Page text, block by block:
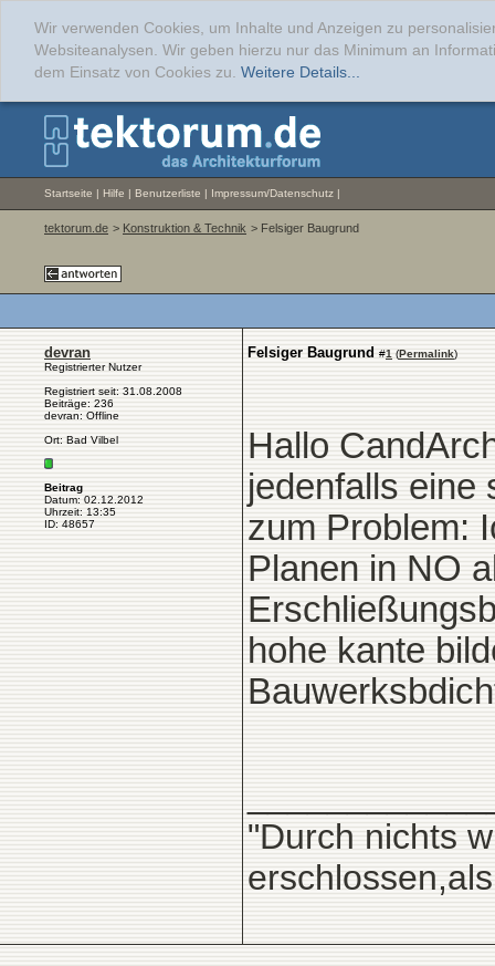
Wir verwenden Cookies, um Inhalte und Anzeigen zu
Websiteanalysen. Wir geben hierzu nur das Minimum an
dem Einsatz von Cookies zu. Weitere Details...
Startseite | Hilfe | Benutzerliste | Impressum/Datenschutz |
tektorum.de > Konstruktion & Technik > Felsiger Baugrund
devran
Registrierter Nutzer
Registriert seit: 31.08.2008
Beiträge: 236
devran: Offline
Ort: Bad Vilbel
Beitrag
Datum: 02.12.2012
Uhrzeit: 13:35
ID: 48657
Felsiger Baugrund #1 (Permalink)
Hallo
jedenfalls eine
zum Problem:
Planen in NO
hohe kante
"Durch nichts